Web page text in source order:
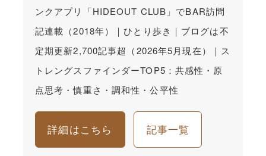
ンクアプリ「HIDEOUT CLUB」でBAR訪問
記連載（2018年）｜ひとり歩き｜ブログは不
定期更新2,700記事超（2026年5月現在）｜ス
トレングスファインダーTOP5：共感性・原
点思考・慎重さ・調和性・公平性
詳細はこちら 記事一覧